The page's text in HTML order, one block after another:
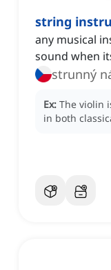
string
any musical
sound when
strunný
Ex: The violin
in both